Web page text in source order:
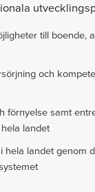
till boende,
och
förnyelse samt
landet
hela landet genom